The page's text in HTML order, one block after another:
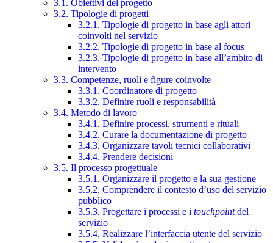
3.1. Obiettivi del progetto
3.2. Tipologie di progetti
3.2.1. Tipologie di progetto in base agli attori
coinvolti nel servizio
3.2.2. Tipologie di progetto in base al focus
3.2.3. Tipologie di progetto in base all’ambito di
intervento
3.3. Competenze, ruoli e figure coinvolte
3.3.1. Coordinatore di progetto
3.3.2. Definire ruoli e responsabilità
3.4. Metodo di lavoro
3.4.1. Definire processi, strumenti e rituali
3.4.2. Curare la documentazione di progetto
3.4.3. Organizzare tavoli tecnici collaborativi
3.4.4. Prendere decisioni
3.5. Il processo progettuale
3.5.1. Organizzare il progetto e la sua gestione
3.5.2. Comprendere il contesto d’uso del servizio
pubblico
3.5.3. Progettare i processi e i touchpointdel
servizio
3.5.4. Realizzare l’interfaccia utente del servizio